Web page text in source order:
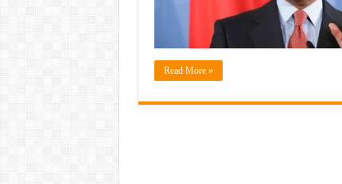
Read More »